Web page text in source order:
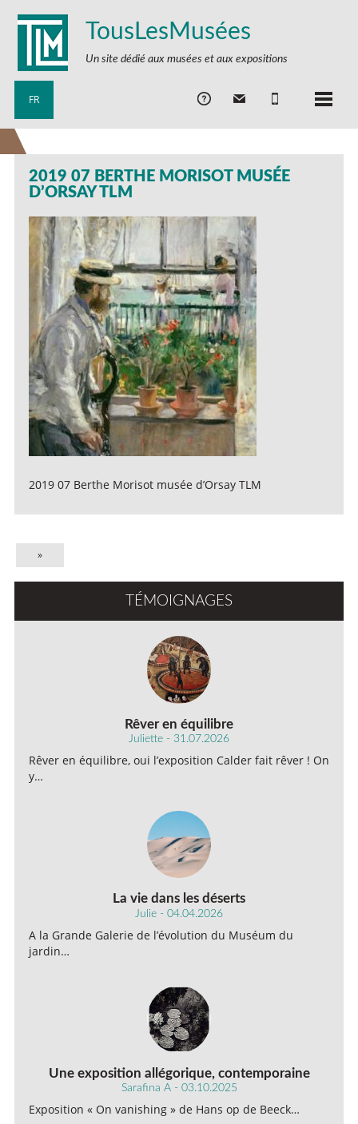
TousLesMusées
Un site dédié aux musées et aux expositions
FR
2019 07 BERTHE MORISOT MUSÉE
D’ORSAY TLM
2019 07 Berthe Morisot musée d’Orsay TLM
»
TÉMOIGNAGES
Rêver en équilibre
Juliette - 31.07.2026
Rêver en équilibre, oui l’exposition Calder fait rêver ! On
y…
La vie dans les déserts
Julie - 04.04.2026
A la Grande Galerie de l’évolution du Muséum du
jardin…
Une exposition allégorique, contemporaine
Sarafina A - 03.10.2025
Exposition « On vanishing » de Hans op de Beeck…